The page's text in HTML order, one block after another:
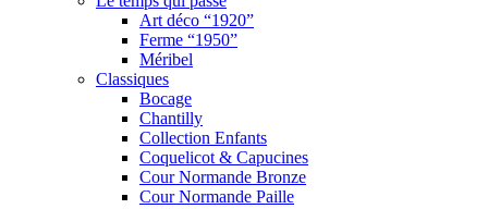
Art déco “1920”
Ferme “1950”
Méribel
Classiques
Bocage
Chantilly
Collection Enfants
Coquelicot & Capucines
Cour Normande Bronze
Cour Normande Paille